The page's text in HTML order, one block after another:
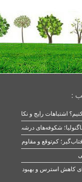
:
اشتباهات رایج و نکات طلایی
شکوفه‌های درشت در بهار